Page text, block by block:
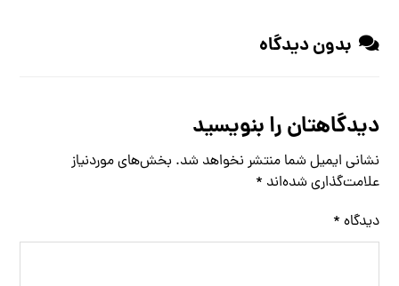
بدون دیدگاه
دیدگاهتان را بنویسید
نشانی ایمیل شما منتشر نخواهد شد. بخش‌های موردنیاز
علامت‌گذاری شده‌اند *
دیدگاه *